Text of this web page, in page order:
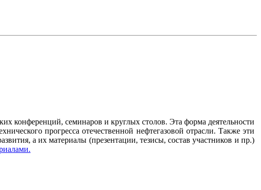
конференций, семинаров и круглых столов. Эта форма деятельности
прогресса отечественной нефтегазовой отрасли. Также эти
а их материалы (презентации, тезисы, состав участников и пр.)
.